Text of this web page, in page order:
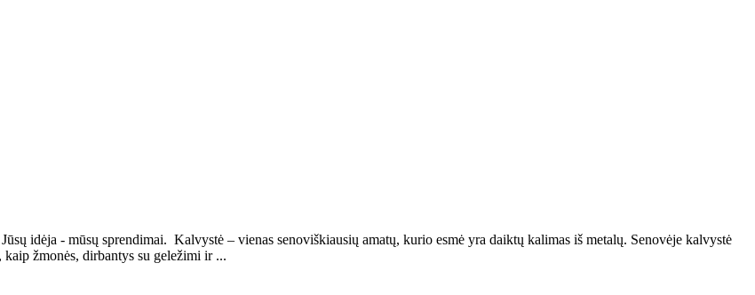
idėja - mūsų sprendimai. Kalvystė – vienas senoviškiausių amatų, kurio esmė yra daiktų kalimas iš metalų. Senovėje kalvystė
žmonės, dirbantys su geležimi ir ...